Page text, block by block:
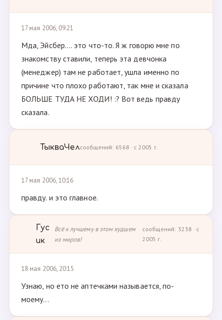
17 мая 2006, 09:21
Мда, Эйсбер.... это что-то. Я ж говорю мне по
знакомству ставили, теперь эта девчонка
(менеджер) там не работает, ушла именно по
причине что плохо работают, так мне и сказала
БОЛЬШЕ ТУДА НЕ ХОДИ! :? Вот ведь правду
сказала.
ТыкваЧелсообщений: 6568 · с 2005 г.
17 мая 2006, 10:16
правду. и это главное.
Гус
ик
Всё к лучшему в этом худшем
из миров!
сообщений: 3238 · с
2005 г.
18 мая 2006, 20:15
Узнаю, но ето не аптечками называется, по-
моему...